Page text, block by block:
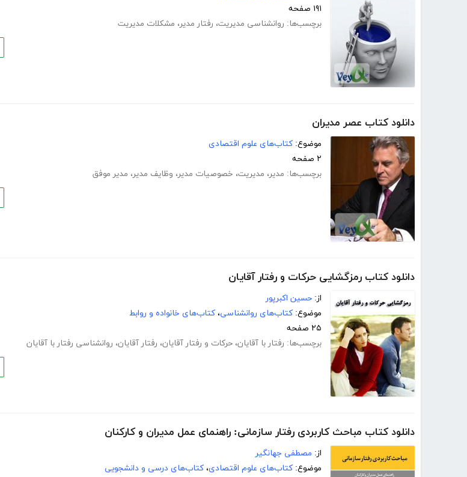
۱۹۱ صفحه
برچسب‌ها: روانشناسی مدیریت، رفتار مدیر، مشکلات مدیریت
دانلود کتاب عصر مدیران
موضوع: کتاب‌های علوم اقتصادی
۲ صفحه
برچسب‌ها: مدیر، مدیریت، خصوصیات مدیر، وظایف مدیر، مدیر موفق
دانلود کتاب رمزگشایی حرکات و رفتار آقایان
از: حسین اکبرپور
موضوع: کتاب‌های روانشناسی، کتاب‌های خانواده و روابط
۲۵ صفحه
برچسب‌ها: رفتار با آقایان، حرکات و رفتار آقایان، رفتار آقایان، روانشناسی رفتار با آقایان
دانلود کتاب مباحث کاربردی رفتار سازمانی: راهنمای عمل مدیران و کارکنان
از: مصطفی جهانگیر
موضوع: کتاب‌های علوم اقتصادی، کتاب‌های درسی و دانشجویی